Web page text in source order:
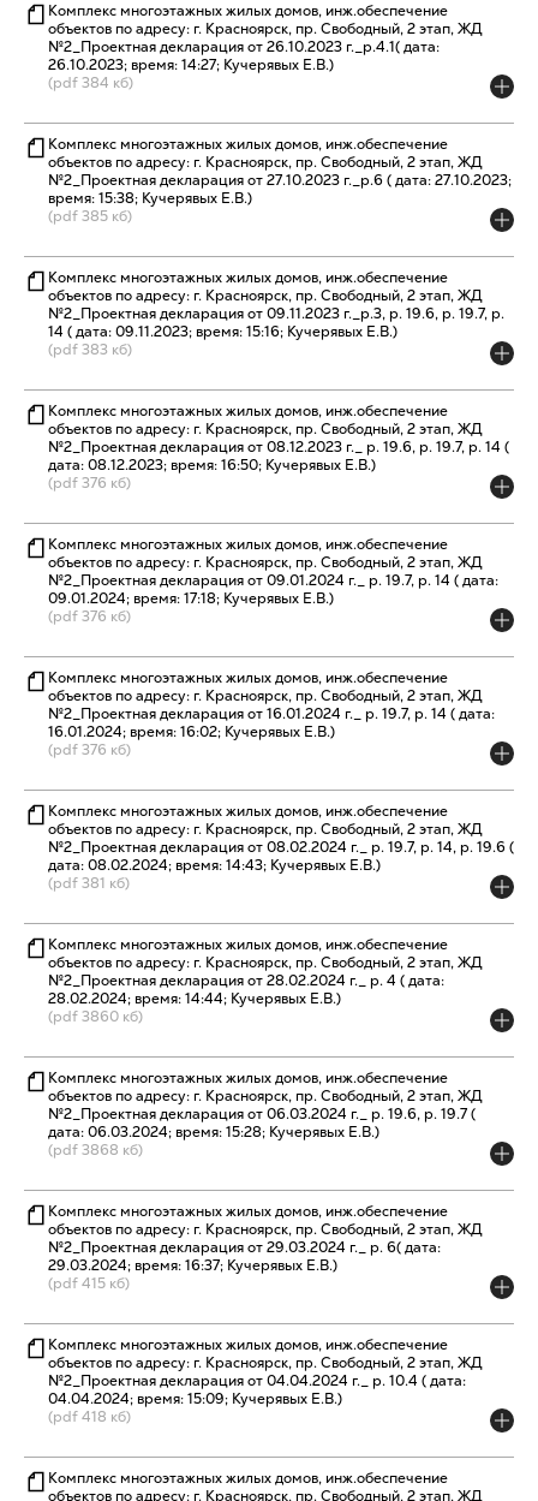
Комплекс многоэтажных жилых домов, инж.обеспечение
объектов по адресу: г. Красноярск, пр. Свободный, 2 этап, ЖД
№2_Проектная декларация от 26.10.2023 г._р.4.1( дата:
26.10.2023; время: 14:27; Кучерявых Е.В.)
(pdf 384 кб)
Комплекс многоэтажных жилых домов, инж.обеспечение
объектов по адресу: г. Красноярск, пр. Свободный, 2 этап, ЖД
№2_Проектная декларация от 27.10.2023 г._р.6 ( дата: 27.10.2023;
время: 15:38; Кучерявых Е.В.)
(pdf 385 кб)
Комплекс многоэтажных жилых домов, инж.обеспечение
объектов по адресу: г. Красноярск, пр. Свободный, 2 этап, ЖД
№2_Проектная декларация от 09.11.2023 г._р.3, р. 19.6, р. 19.7, р.
14 ( дата: 09.11.2023; время: 15:16; Кучерявых Е.В.)
(pdf 383 кб)
Комплекс многоэтажных жилых домов, инж.обеспечение
объектов по адресу: г. Красноярск, пр. Свободный, 2 этап, ЖД
№2_Проектная декларация от 08.12.2023 г._ р. 19.6, р. 19.7, р. 14 (
дата: 08.12.2023; время: 16:50; Кучерявых Е.В.)
(pdf 376 кб)
Комплекс многоэтажных жилых домов, инж.обеспечение
объектов по адресу: г. Красноярск, пр. Свободный, 2 этап, ЖД
№2_Проектная декларация от 09.01.2024 г._ р. 19.7, р. 14 ( дата:
09.01.2024; время: 17:18; Кучерявых Е.В.)
(pdf 376 кб)
Комплекс многоэтажных жилых домов, инж.обеспечение
объектов по адресу: г. Красноярск, пр. Свободный, 2 этап, ЖД
№2_Проектная декларация от 16.01.2024 г._ р. 19.7, р. 14 ( дата:
16.01.2024; время: 16:02; Кучерявых Е.В.)
(pdf 376 кб)
Комплекс многоэтажных жилых домов, инж.обеспечение
объектов по адресу: г. Красноярск, пр. Свободный, 2 этап, ЖД
№2_Проектная декларация от 08.02.2024 г._ р. 19.7, р. 14, р. 19.6 (
дата: 08.02.2024; время: 14:43; Кучерявых Е.В.)
(pdf 381 кб)
Комплекс многоэтажных жилых домов, инж.обеспечение
объектов по адресу: г. Красноярск, пр. Свободный, 2 этап, ЖД
№2_Проектная декларация от 28.02.2024 г._ р. 4 ( дата:
28.02.2024; время: 14:44; Кучерявых Е.В.)
(pdf 3860 кб)
Комплекс многоэтажных жилых домов, инж.обеспечение
объектов по адресу: г. Красноярск, пр. Свободный, 2 этап, ЖД
№2_Проектная декларация от 06.03.2024 г._ р. 19.6, р. 19.7 (
дата: 06.03.2024; время: 15:28; Кучерявых Е.В.)
(pdf 3868 кб)
Комплекс многоэтажных жилых домов, инж.обеспечение
объектов по адресу: г. Красноярск, пр. Свободный, 2 этап, ЖД
№2_Проектная декларация от 29.03.2024 г._ р. 6( дата:
29.03.2024; время: 16:37; Кучерявых Е.В.)
(pdf 415 кб)
Комплекс многоэтажных жилых домов, инж.обеспечение
объектов по адресу: г. Красноярск, пр. Свободный, 2 этап, ЖД
№2_Проектная декларация от 04.04.2024 г._ р. 10.4 ( дата:
04.04.2024; время: 15:09; Кучерявых Е.В.)
(pdf 418 кб)
Комплекс многоэтажных жилых домов, инж.обеспечение
объектов по адресу: г. Красноярск, пр. Свободный, 2 этап, ЖД